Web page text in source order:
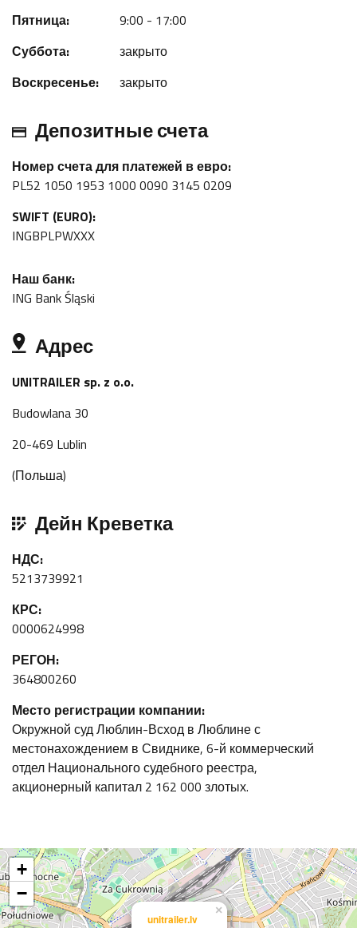
Пятница:
9:00 - 17:00
Суббота:
закрыто
Воскресенье:
закрыто
Депозитные счета
Номер счета для платежей в евро:
PL52 1050 1953 1000 0090 3145 0209
SWIFT (EURO):
INGBPLPWXXX
Наш банк:
ING Bank Śląski
Адрес
UNITRAILER sp. z o.o.
Budowlana 30
20-469 Lublin
(Польша)
Дейн Креветка
НДС:
5213739921
КРС:
0000624998
РЕГОН:
364800260
Место регистрации компании:
Окружной суд Люблин-Всход в Люблине с
местонахождением в Свиднике, 6-й коммерческий
отдел Национального судебного реестра,
акционерный капитал 2 162 000 злотых.
unitrailer.lv
×
+
−